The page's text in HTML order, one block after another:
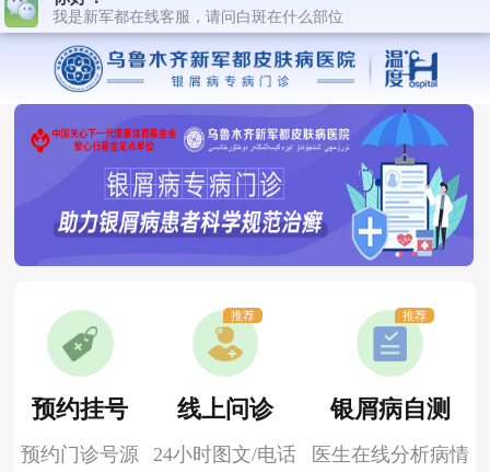
预约挂号
预约门诊号源
线上问诊
24小时图文/电话
推荐
银屑病自测
医生在线分析病情
推荐